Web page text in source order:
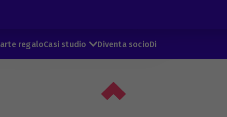
regaloCasi studio Diventa socioDi